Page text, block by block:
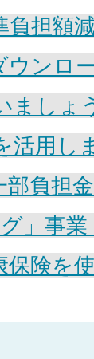
負担額
ウンロ
ましょ
活用し
部負担
」事業
保険を